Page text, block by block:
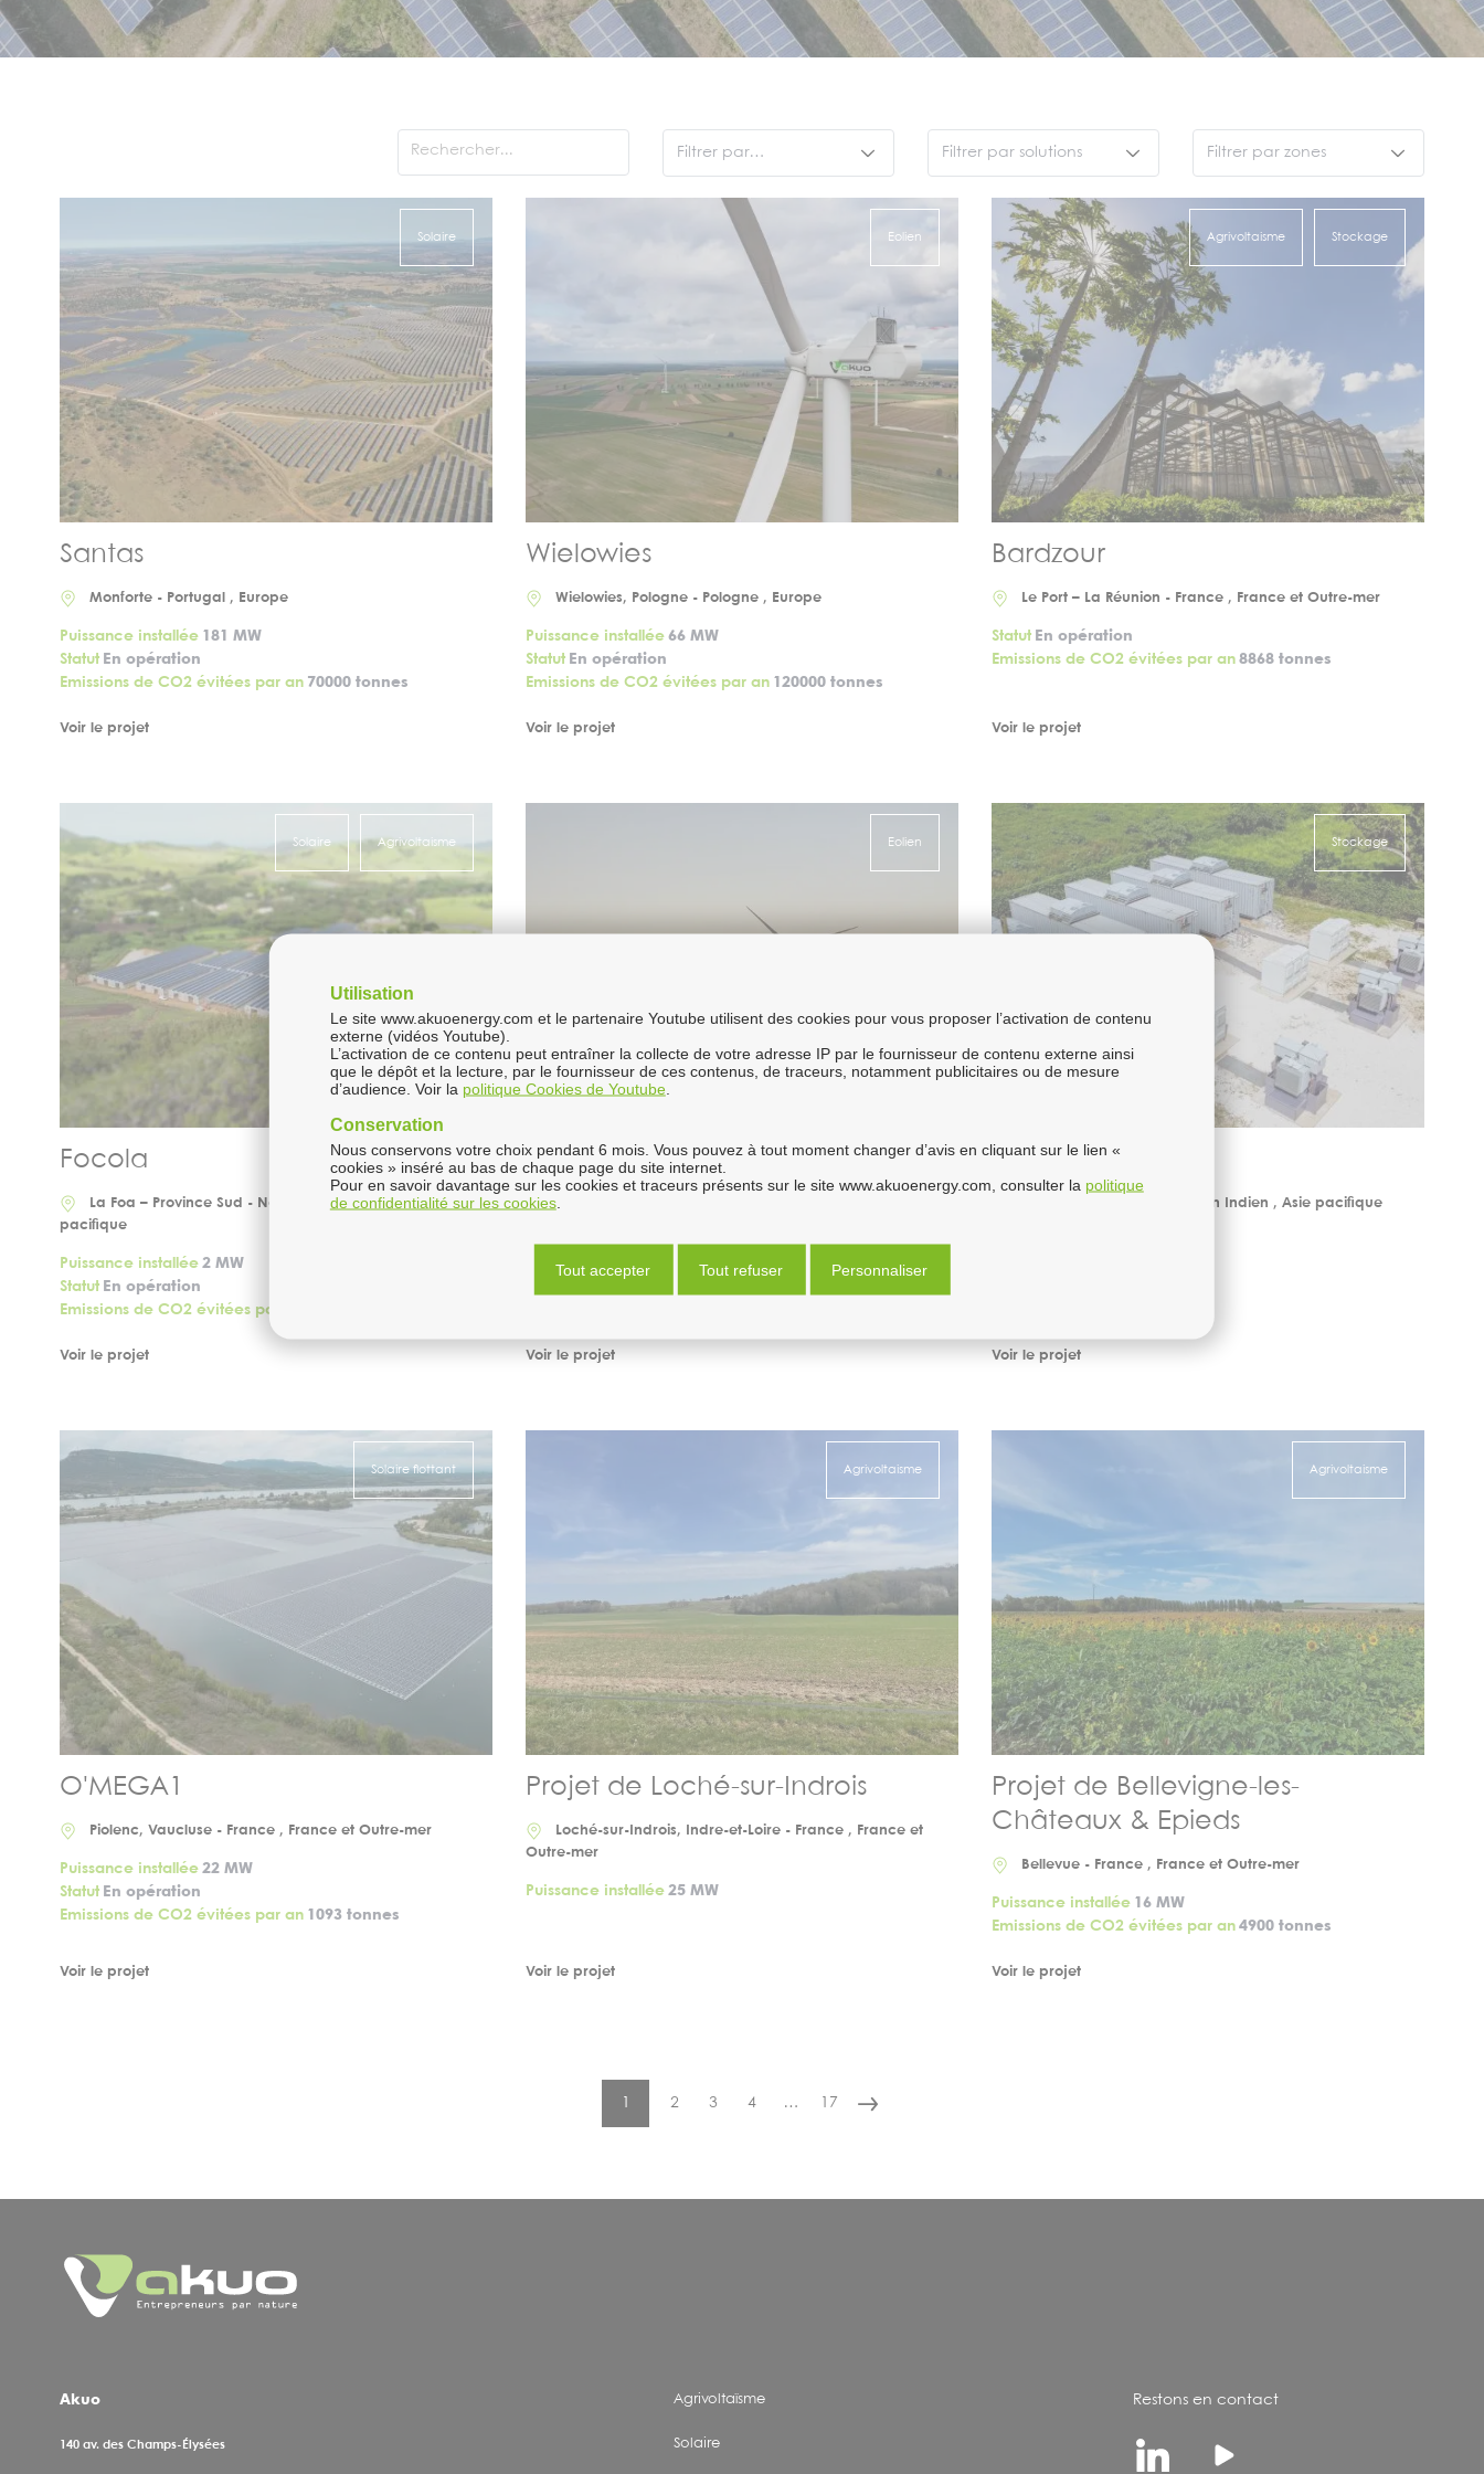
Rechercher... Filtrer par…
Projet Fondation
Centrale Akuo
Tout
Filtrer par solutions
Solaire flottant
Tuiles solaires
Agrivoltaisme
Eolien
Stockage
Hydraulique
Filtrer par zones
France et Outre-mer
Solaire
Santas
Monforte - Portugal , Europe
Puissance installée 181 MW
Statut En opération
Emissions de CO2 évitées par an 70000 tonnes
Voir le projet
Eolien
Wielowies
Wielowies, Pologne - Pologne , Europe
Puissance installée 66 MW
Statut En opération
Emissions de CO2 évitées par an 120000 tonnes
Voir le projet
Agrivoltaisme Stockage
Bardzour
Le Port – La Réunion - France , France et Outre-mer
Statut En opération
Emissions de CO2 évitées par an 8868 tonnes
Voir le projet
Solaire Agrivoltaisme
Focola
La Foa – Province Sud - Nouvelle-Calédonie , Asie
pacifique
Puissance installée 2 MW
Statut En opération
Emissions de CO2 évitées par an
Voir le projet
Eolien
Escalade
Texas - États-Unis , Ameriques et Océanie
Puissance installée 336 MW
Statut En opération
Voir le projet
Stockage
Tonga
Nuku’Alofa – Tonga - Océan Indien , Asie pacifique
Voir le projet
Solaire flottant
O'MEGA1
Piolenc, Vaucluse - France , France et Outre-mer
Puissance installée 22 MW
Statut En opération
Emissions de CO2 évitées par an 1093 tonnes
Voir le projet
Agrivoltaisme
Projet de Loché-sur-Indrois
Loché-sur-Indrois, Indre-et-Loire - France , France et
Outre-mer
Puissance installée 25 MW
Voir le projet
Agrivoltaisme
Projet de Bellevigne-les-
Châteaux & Epieds
Bellevue - France , France et Outre-mer
Puissance installée 16 MW
Emissions de CO2 évitées par an 4900 tonnes
Voir le projet
2 3 4 …
Dernière
17
Page
Akuo
140 av. des Champs-Élysées
Agrivoltaïsme
Solaire
Restons en contact
Youtube
Utilisation
Le site www.akuoenergy.com et le partenaire Youtube utilisent des cookies pour vous proposer l’activation de contenu
externe (vidéos Youtube).
L’activation de ce contenu peut entraîner la collecte de votre adresse IP par le fournisseur de contenu externe ainsi
que le dépôt et la lecture, par le fournisseur de ces contenus, de traceurs, notamment publicitaires ou de mesure
d’audience. Voir la politique Cookies de Youtube.
Conservation
Nous conservons votre choix pendant 6 mois. Vous pouvez à tout moment changer d’avis en cliquant sur le lien «
cookies » inséré au bas de chaque page du site internet.
Pour en savoir davantage sur les cookies et traceurs présents sur le site www.akuoenergy.com, consulter la politique
de confidentialité sur les cookies.
Tout accepter Tout refuser Personnaliser